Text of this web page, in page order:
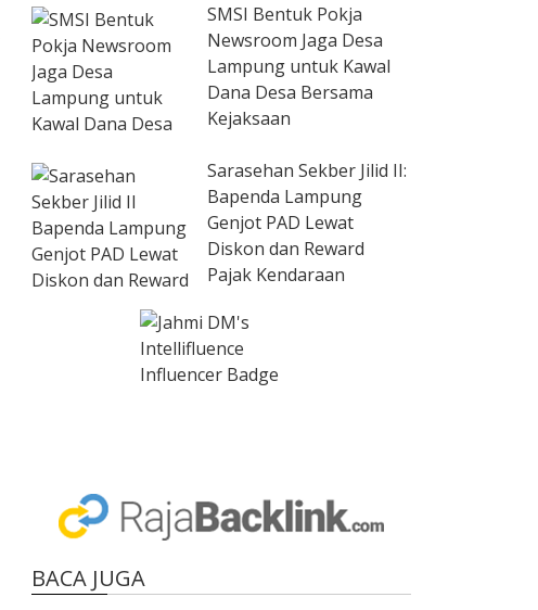
SMSI Bentuk Pokja
Newsroom Jaga Desa
Lampung untuk Kawal
Dana Desa Bersama
Kejaksaan
Sarasehan Sekber Jilid II:
Bapenda Lampung
Genjot PAD Lewat
Diskon dan Reward
Pajak Kendaraan
BACA JUGA